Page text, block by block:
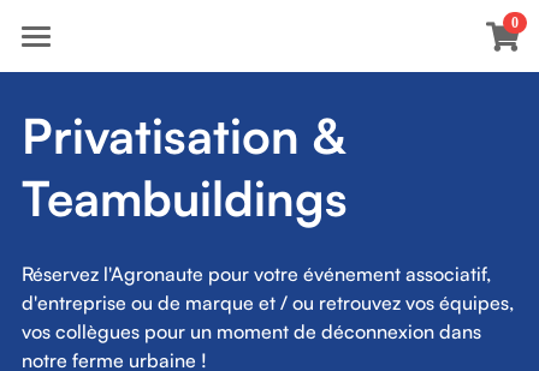
0
Accueil
Agenda
Pépinière et Jardinerie
Privatisation & teambuildings
Bénévolat
Privatisation &
Teambuildings
Réservez l'Agronaute pour votre événement associatif,
d'entreprise ou de marque et / ou retrouvez vos équipes,
vos collègues pour un moment de déconnexion dans
notre ferme urbaine !
×
Toutes les catégories